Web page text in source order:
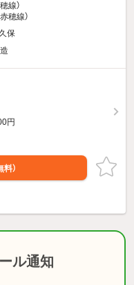
線）
穂線）
保
円
料）
ル通知